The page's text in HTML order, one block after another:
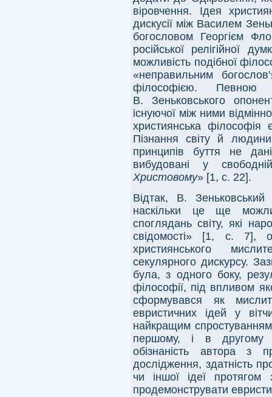
віровчення. Ідея
дискусії між Василем
богословом Георгієм
російської релігійної
можливість подібної
«неправильним
філософією. Певною
В. Зеньковського
існуючої між ними
християнська
Пізнання світу й
принципів буття не
вибудовані у
Христовому» [1, с. 22].
Відтак, В.
наскільки це ще
споглядань світу, які
свідомості» [1, с. 7],
християнського
секулярного дискурсу.
була, з одного боку,
філософії, під впливом
сформувався як
евристичних ідей у
найкращим спростуванням
першому, і в другому
обізнаність автора з
дослідження, здатність
чи іншої ідеї протягом
продемонструвати